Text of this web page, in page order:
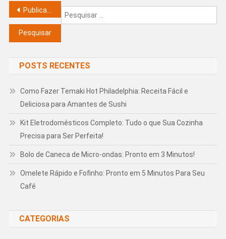
Para
O
Publicações mais antigas
POSTS RECENTES
Como Fazer Temaki Hot Philadelphia: Receita Fácil e
Deliciosa para Amantes de Sushi
Kit Eletrodomésticos Completo: Tudo o que Sua Cozinha
Precisa para Ser Perfeita!
Bolo de Caneca de Micro-ondas: Pronto em 3 Minutos!
Omelete Rápido e Fofinho: Pronto em 5 Minutos Para Seu
Café
CATEGORIAS